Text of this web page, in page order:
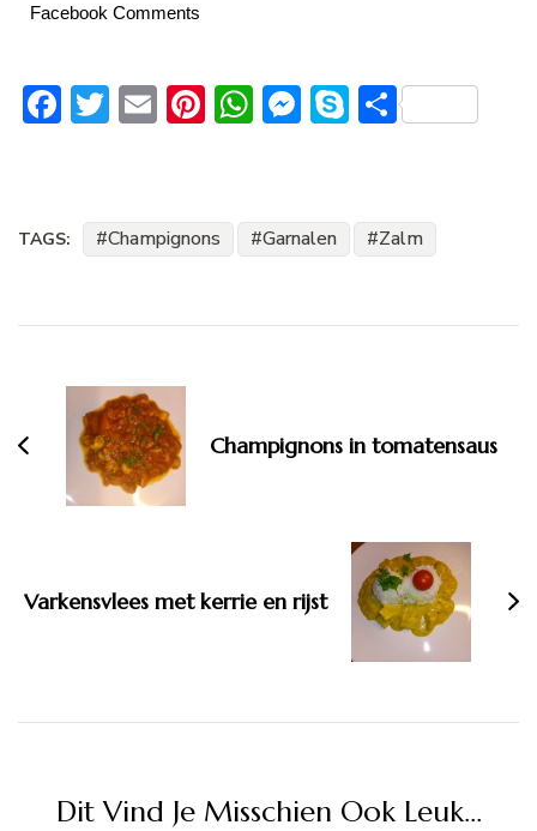
Facebook Comments
Facebook
Twitter
EmailPinterest
WhatsApp
Messenger
Skype
Delen
TAGS: Champignons Garnalen Zalm
navigatie
Champignons in tomatensaus
Varkensvlees met kerrie en rijst
Dit Vind Je Misschien Ook Leuk...